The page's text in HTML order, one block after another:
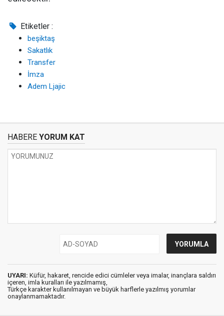
Etiketler :
beşiktaş
Sakatlık
Transfer
İmza
Adem Ljajic
HABERE YORUM KAT
UYARI: Küfür, hakaret, rencide edici cümleler veya imalar, inançlara saldırı
içeren, imla kuralları ile yazılmamış,
Türkçe karakter kullanılmayan ve büyük harflerle yazılmış yorumlar
onaylanmamaktadır.